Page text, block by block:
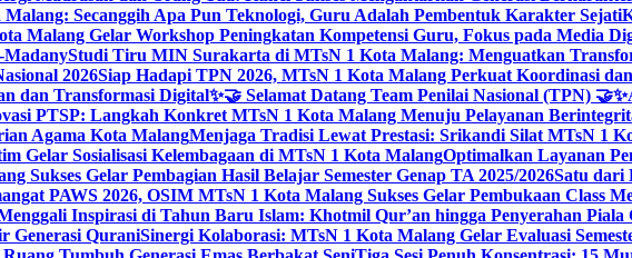
Secanggih Apa Pun Teknologi, Guru Adalah Pembentuk Karakter Sejati
Malang Gelar Workshop Peningkatan Kompetensi Guru, Fokus pada Media
MadanyStudi Tiru MIN Surakarta di MTsN 1 Kota Malang: Menguatkan
2026Siap Hadapi TPN 2026, MTsN 1 Kota Malang Perkuat Koordinasi
dan Transformasi Digital✨🤝 Selamat Datang Team Penilai Nasional (TPN) 🤝✨
PTSP: Langkah Konkret MTsN 1 Kota Malang Menuju Pelayanan
Agama Kota MalangMenjaga Tradisi Lewat Prestasi: Srikandi Silat MTsN 1
Gelar Sosialisasi Kelembagaan di MTsN 1 Kota MalangOptimalkan Layanan
Sukses Gelar Pembagian Hasil Belajar Semester Genap TA 2025/2026Satu dari
PAWS 2026, OSIM MTsN 1 Kota Malang Sukses Gelar Pembukaan Class
Inspirasi di Tahun Baru Islam: Khotmil Qur’an hingga Penyerahan
Generasi QuraniSinergi Kolaborasi: MTsN 1 Kota Malang Gelar Evaluasi